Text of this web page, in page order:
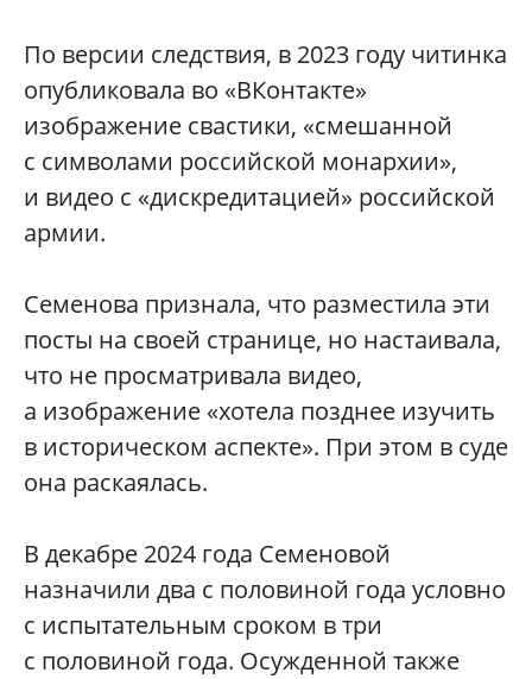
По версии следствия, в 2023 году читинка
опубликовала во «ВКонтакте»
изображение свастики, «смешанной
с символами российской монархии»,
и видео с «дискредитацией» российской
армии.
Семенова признала, что разместила эти
посты на своей странице, но настаивала,
что не просматривала видео,
а изображение «хотела позднее изучить
в историческом аспекте». При этом в суде
она раскаялась.
В декабре 2024 года Семеновой
назначили два с половиной года условно
с испытательным сроком в три
с половиной года. Осужденной также